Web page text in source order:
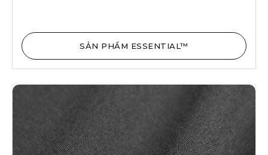
SẢN PHẨM ESSENTIAL™